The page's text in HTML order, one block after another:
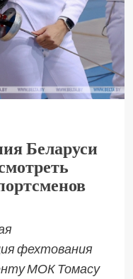
Беларуси
фехтования
МОК Томасу